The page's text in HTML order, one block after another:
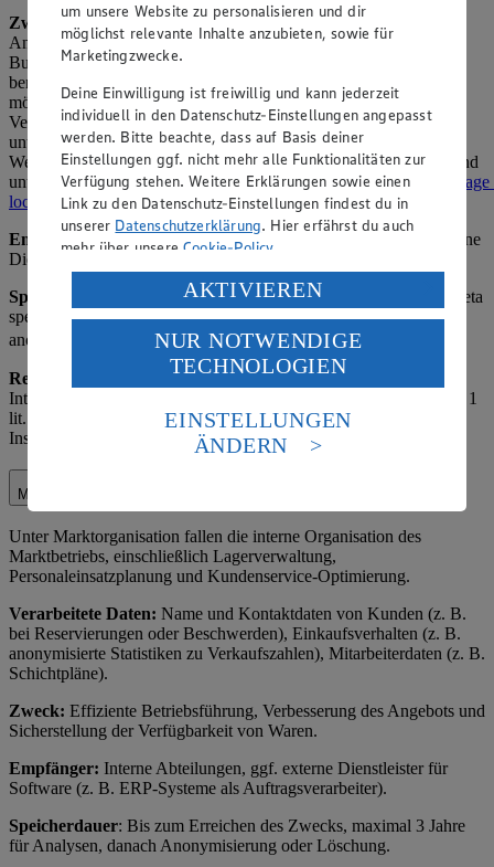
Zweck:Betrieb der Instagram-Präsenz, Beantwortung von
Anfragen, Marketing (z. B. gezielte Werbung) und Community-
Building. Insights-Daten werden von Meta anonymisiert
bereitgestellt, sodass keine Rückschlüsse auf einzelne Personen
möglich sind. Nähere Informationen zur gemeinsamen
Verantwortlichkeit mit Meta Platforms Ireland Ltd. finden Sie
unter
https://www.facebook.com/legal/controller_addendum
Weitere Informationen zum Datenschutz bei Instagram Insights sind
unter
https://www.facebook.com/legal/terms/
locale=de_DE verfügbar.
Empfänger:Meta (als gemeinsamer Verantwortlicher), ggf. externe
Dienstleister und Werbeagenturen.
Speicherdauer:
Solange das Profil aktiv ist oder bis Widerruf, Meta
speichert nach eigenen Richtlinien. Hinweis: Insights-Daten sind
anonymisiert.
Rechtsgrundlage:
Art. 6 Abs. 1 lit. f) DSGVO (berechtigtes
Interesse am Betrieb der Social-Media-Präsenz) sowie Art. 6 Abs. 1
lit. a) DSGVO (Einwilligung für personalisierte Werbung über
Instagram-Einstellungen).
Marktorganisation
Unter Marktorganisation fallen die interne Organisation des
Marktbetriebs, einschließlich Lagerverwaltung,
Personaleinsatzplanung und Kundenservice-Optimierung.
Verarbeitete Daten: Name und Kontaktdaten von Kunden (z. B.
bei Reservierungen oder Beschwerden), Einkaufsverhalten (z. B.
anonymisierte Statistiken zu Verkaufszahlen), Mitarbeiterdaten (z. B.
Schichtpläne).
Zweck: Effiziente Betriebsführung, Verbesserung des Angebots und
Sicherstellung der Verfügbarkeit von Waren.
Empfänger: Interne Abteilungen, ggf. externe Dienstleister für
Software (z. B. ERP-Systeme als Auftragsverarbeiter).
Speicherdauer: Bis zum Erreichen des Zwecks, maximal 3 Jahre
für Analysen, danach Anonymisierung oder Löschung.
um unsere Website zu personalisieren und dir
möglichst relevante Inhalte anzubieten, sowie für
Marketingzwecke.
Deine Einwilligung ist freiwillig und kann jederzeit
individuell in den Datenschutz-Einstellungen angepasst
werden. Bitte beachte, dass auf Basis deiner
Einstellungen ggf. nicht mehr alle Funktionalitäten zur
Verfügung stehen. Weitere Erklärungen sowie einen
Link zu den Datenschutz-Einstellungen findest du in
unserer Datenschutzerklärung. Hier erfährst du auch
mehr über unsereCookie-Policy.
Verarbeitung deiner personenbezogenen Daten in den
USA durch Facebook und YouTube:
Wenn du auf „Aktivieren“ klickst, willigst du im Sinne
des Art. 49 Abs. 1 Satz 1 lit. a) DSGVO ein, dass deine
Daten in den USA verarbeitet werden. Der EuGH sieht
die USA als Land mit einem nach europäischen
Standards nicht angemessenen Datenschutzniveau an.
Es besteht das Risiko eines Zugriffs durch US-
Informationen zum Herausgeber der Seite findest du
imImpressum
AKTIVIEREN
NUR NOTWENDIGE
TECHNOLOGIEN
EINSTELLUNGEN
ÄNDERN